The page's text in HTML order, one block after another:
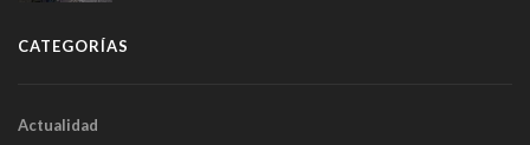
CATEGORÍAS
Actualidad